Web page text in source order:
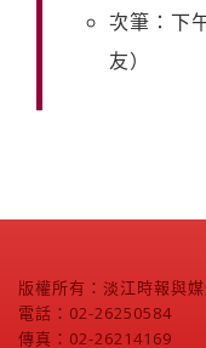
次筆：
友）
版權所有：淡江時報與
電話：02-26250584
傳真：02-26214169